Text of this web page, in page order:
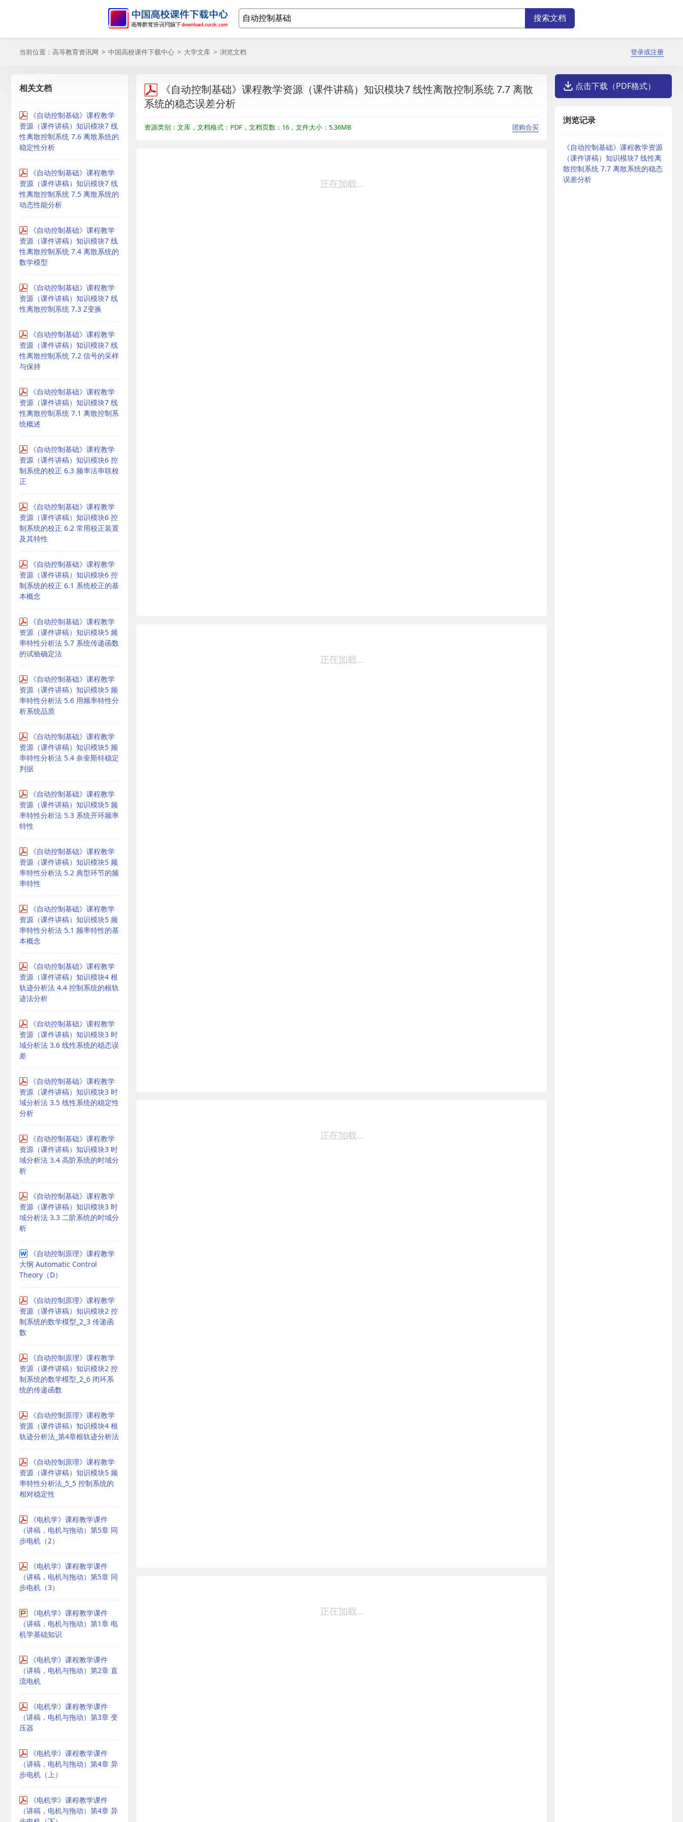
当前位置： 高等教育资讯网 > 中国高校课件下载中心 > 大学文库 > 浏览文档 登录或注册
相关文档
《自动控制基础》课程教学
资源（课件讲稿）知识模块7 线
性离散控制系统 7.6 离散系统的
稳定性分析
《自动控制基础》课程教学
资源（课件讲稿）知识模块7 线
性离散控制系统 7.5 离散系统的
动态性能分析
《自动控制基础》课程教学
资源（课件讲稿）知识模块7 线
性离散控制系统 7.4 离散系统的
数学模型
《自动控制基础》课程教学
资源（课件讲稿）知识模块7 线
性离散控制系统 7.3 Z变换
《自动控制基础》课程教学
资源（课件讲稿）知识模块7 线
性离散控制系统 7.2 信号的采样
与保持
《自动控制基础》课程教学
资源（课件讲稿）知识模块7 线
性离散控制系统 7.1 离散控制系
统概述
《自动控制基础》课程教学
资源（课件讲稿）知识模块6 控
制系统的校正 6.3 频率法串联校
正
《自动控制基础》课程教学
资源（课件讲稿）知识模块6 控
制系统的校正 6.2 常用校正装置
及其特性
《自动控制基础》课程教学
资源（课件讲稿）知识模块6 控
制系统的校正 6.1 系统校正的基
本概念
《自动控制基础》课程教学
资源（课件讲稿）知识模块5 频
率特性分析法 5.7 系统传递函数
的试验确定法
《自动控制基础》课程教学
资源（课件讲稿）知识模块5 频
率特性分析法 5.6 用频率特性分
析系统品质
《自动控制基础》课程教学
资源（课件讲稿）知识模块5 频
率特性分析法 5.4 奈奎斯特稳定
判据
《自动控制基础》课程教学
资源（课件讲稿）知识模块5 频
率特性分析法 5.3 系统开环频率
特性
《自动控制基础》课程教学
资源（课件讲稿）知识模块5 频
率特性分析法 5.2 典型环节的频
率特性
《自动控制基础》课程教学
资源（课件讲稿）知识模块5 频
率特性分析法 5.1 频率特性的基
本概念
《自动控制基础》课程教学
资源（课件讲稿）知识模块4 根
轨迹分析法 4.4 控制系统的根轨
迹法分析
《自动控制基础》课程教学
资源（课件讲稿）知识模块3 时
域分析法 3.6 线性系统的稳态误
差
《自动控制基础》课程教学
资源（课件讲稿）知识模块3 时
域分析法 3.5 线性系统的稳定性
分析
《自动控制基础》课程教学
资源（课件讲稿）知识模块3 时
域分析法 3.4 高阶系统的时域分
析
《自动控制基础》课程教学
资源（课件讲稿）知识模块3 时
域分析法 3.3 二阶系统的时域分
析
《自动控制原理》课程教学
大纲 Automatic Control
Theory（D）
《自动控制原理》课程教学
资源（课件讲稿）知识模块2 控
制系统的数学模型_2_3 传递函
数
《自动控制原理》课程教学
资源（课件讲稿）知识模块2 控
制系统的数学模型_2_6 闭环系
统的传递函数
《自动控制原理》课程教学
资源（课件讲稿）知识模块4 根
轨迹分析法_第4章根轨迹分析法
《自动控制原理》课程教学
资源（课件讲稿）知识模块5 频
率特性分析法_5_5 控制系统的
相对稳定性
《电机学》课程教学课件
（讲稿，电机与拖动）第5章 同
步电机（2）
《电机学》课程教学课件
（讲稿，电机与拖动）第5章 同
步电机（3）
《电机学》课程教学课件
（讲稿，电机与拖动）第1章 电
机学基础知识
《电机学》课程教学课件
（讲稿，电机与拖动）第2章 直
流电机
《电机学》课程教学课件
（讲稿，电机与拖动）第3章 变
压器
《电机学》课程教学课件
（讲稿，电机与拖动）第4章 异
步电机（上）
《电机学》课程教学课件
（讲稿，电机与拖动）第4章 异
《自动控制基础》课程教学资源（课件讲稿）知识模块7 线性离散控制系统 7.7 离散
系统的稳态误差分析
团购合买
资源类别：文库，文档格式：PDF，文档页数：16，文件大小：5.36MB
点击下载（PDF格式）
浏览记录
《自动控制基础》课程教学资源
（课件讲稿）知识模块7 线性离
散控制系统 7.7 离散系统的稳态
误差分析